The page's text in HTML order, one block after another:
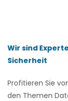
Wir sind
Sicherheit
Profitieren Sie
den Themen